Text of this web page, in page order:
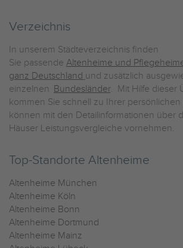
Verzeichnis
In unserem Städteverzeichnis finden
Sie passende Altenheime und
ganz Deutschland und zusätzlich
einzelnen Bundesländer. Mit Hilfe dieser
kommen Sie schnell zu Ihrer
können mit den Detailinformationen über
Häuser Leistungsvergleiche vornehmen.
Top-Standorte Altenheime
Altenheime München
Altenheime Köln
Altenheime Bonn
Altenheime Dortmund
Altenheime Mainz